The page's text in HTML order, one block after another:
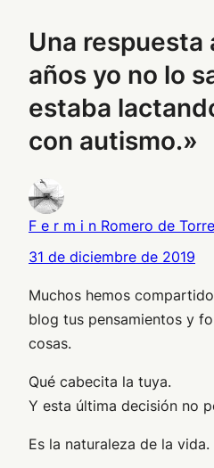
Una respuesta
años yo no lo
estaba
con autismo.»
F e r m i n Romero de
31 de diciembre de 2019
Muchos hemos
blog tus pensamientos y
cosas.
Qué cabecita la tuya.
Y esta última decisión no
Es la naturaleza de la vida.